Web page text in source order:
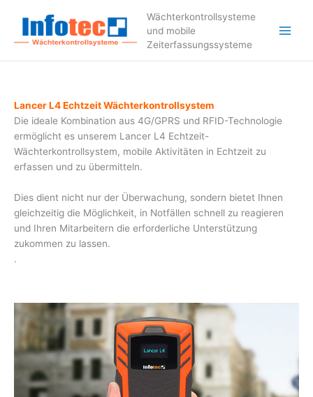
springen
Wächterkontrollsysteme
und mobile
Zeiterfassungssysteme
Lancer L4 Echtzeit Wächterkontrollsystem
Die ideale Kombination aus 4G/GPRS und RFID-Technologie
ermöglicht es unserem Lancer L4 Echtzeit-
Wächterkontrollsystem, mobile Aktivitäten in Echtzeit zu
erfassen und zu übermitteln.
Dies dient nicht nur der Überwachung, sondern bietet Ihnen
gleichzeitig die Möglichkeit, in Notfällen schnell zu reagieren
und Ihren Mitarbeitern die erforderliche Unterstützung
zukommen zu lassen.
.